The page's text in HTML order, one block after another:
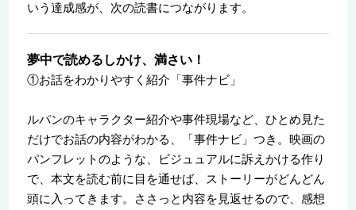
いう達成感が、次の読書につながります。
夢中で読めるしかけ、満さい！
①お話をわかりやすく紹介「事件ナビ」
ルパンのキャラクター紹介や事件現場など、ひとめ見た
だけでお話の内容がわかる、「事件ナビ」つき。映画の
パンフレットのような、ビジュュアルに訴えかける作り
で、本文を読む前に目を通せば、ストーリーがどんどん
頭に入ってきます。ささっと内容を見返せるので、感想